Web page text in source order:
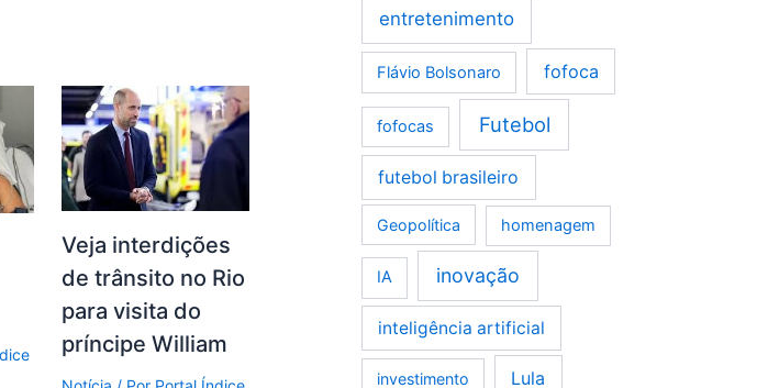
Veja interdições
de trânsito no Rio
para visita do
príncipe William
entretenimento
Flávio Bolsonaro fofoca
fofocas Futebol
futebol brasileiro
Geopolítica homenagem
IA inovação
inteligência artificial
investimento Lula